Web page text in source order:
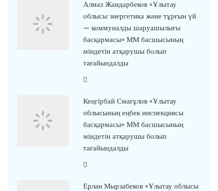
Алмаз Жандарбеков «Ұлытау
облысы энергетика және тұрғын үй
— коммуналды шаруашылығы
басқармасы» ММ басшысының
міндетін атқарушы болып
тағайындалды
Кеңгірбай Смағұлов «Ұлытау
облысының еңбек инспекциясы
басқармасы» ММ басшысының
міндетін атқарушы болып
тағайындалды
Ерлан Мырзабеков «Ұлытау облысы